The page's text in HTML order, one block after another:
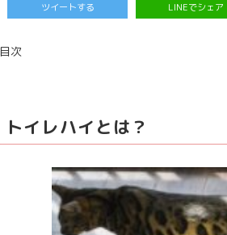
ツイートする LINEでシェア
目次
トイレハイとは？